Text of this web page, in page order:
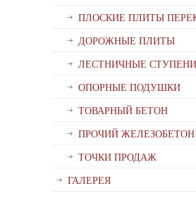
ПЛОСКИЕ ПЛИТЫ
ДОРОЖНЫЕ ПЛИТЫ
ЛЕСТНИЧНЫЕ
ОПОРНЫЕ ПОДУШКИ
ТОВАРНЫЙ БЕТОН
ПРОЧИЙ ЖЕЛЕЗОБЕТОН
ТОЧКИ ПРОДАЖ
ГАЛЕРЕЯ